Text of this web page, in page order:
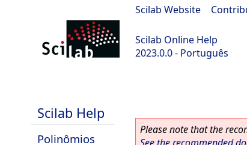
Scilab Website
Scilab Online Help
2023.0.0 - Português
Scilab Help
Polinômios
Please note that the